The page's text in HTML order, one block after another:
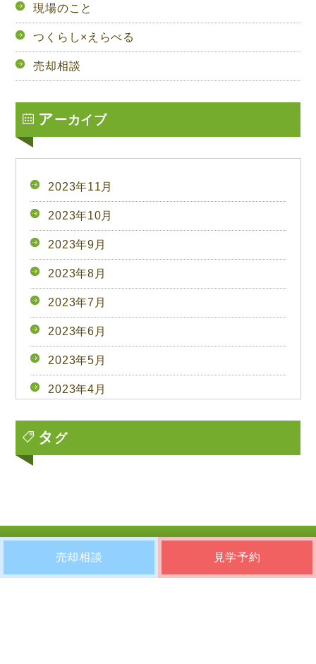
現場のこと
つくらし×えらべる
売却相談
アーカイブ
2023年11月
2023年10月
2023年9月
2023年8月
2023年7月
2023年6月
2023年5月
2023年4月
2023年3月
2023年2月
2022年10月
タ グ
ふくろう不動産のリノベーションマンションは、
自然素材を使用しているため、1点1点色合いや模
見学予約
売却相談